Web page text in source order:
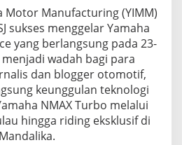
Motor Manufacturing (YIMM)
sukses menggelar Yamaha
yang berlangsung pada 23-
menjadi wadah bagi para
dan blogger otomotif,
keunggulan teknologi
NMAX Turbo melalui
hingga riding eksklusif di